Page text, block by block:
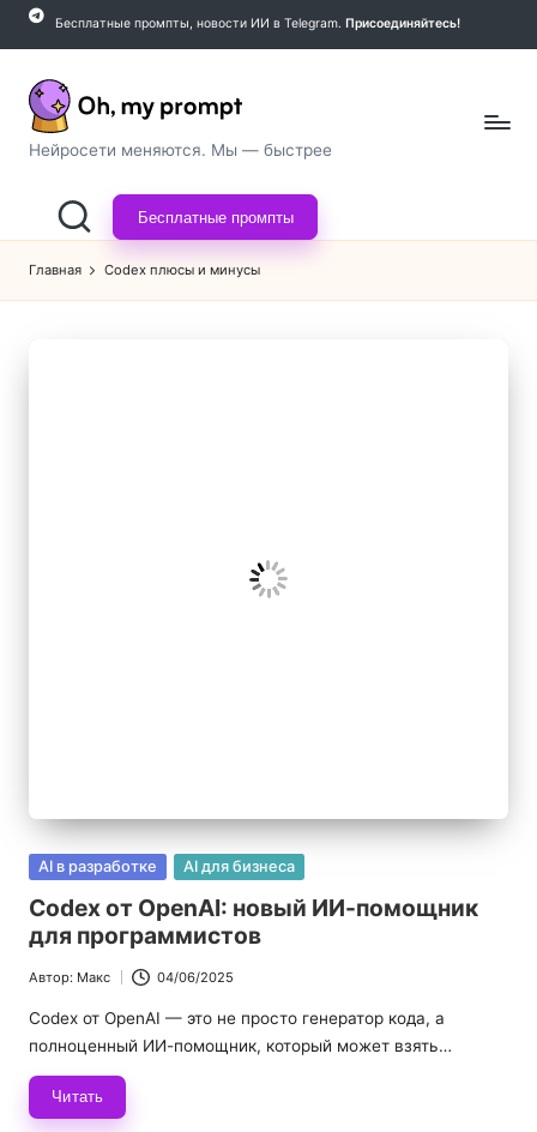
Перейти
содержимому
Бесплатные промпты, новости ИИ в Telegram. Присоединяйтесь!
O
h,
m
y
р
о
И
И
Нейросети меняются. Мы — быстрее
Бесплатные промпты
Главная Codex плюсы и минусы
Опубликовано
AI в разработке AI для бизнеса
Codex от OpenAI: новый ИИ-помощник
для программистов
Запись
от
Автор: Макс 04/06/2025
Codex от OpenAI — это не просто генератор кода, а
полноценный ИИ-помощник, который может взять…
Читать